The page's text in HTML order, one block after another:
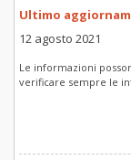
Ultimo
12 agosto 2021
Le informazioni
verificare sempre le